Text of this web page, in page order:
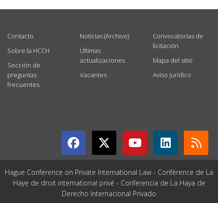
Contacto
Sobre la HCCH
Sección de
preguntas
frecuentes
Noticias (Archivo)
Últimas
actualizaciones
Vacantes
Convocatorias de
licitación
Mapa del sitio
Aviso jurídico
Hague Conference on Private International Law - Conférence de La
Haye de droit international privé - Conferencia de La Haya de
Derecho Internacional Privado